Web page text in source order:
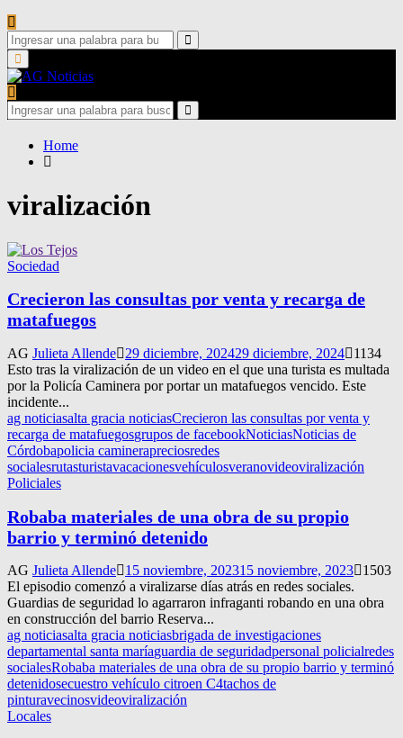
Search
for:
Search
Primary
Menu
Search
for:
Search
Home
viralización
Sociedad
Crecieron las consultas por venta y recarga de
matafuegos
AG Julieta Allende 29 diciembre, 202429 diciembre, 2024
1134
Esto tras la viralización de un video en el que una turista es multada
por la Policía Caminera por portar un matafuegos vencido. Este
incidente...
ag noticiasalta gracia noticiasCrecieron las consultas por venta y
recarga de matafuegosgrupos de facebookNoticiasNoticias de
Córdobapolicia caminerapreciosredes
socialesrutasturistavacacionesvehículosveranovideoviralización
Policiales
Robaba materiales de una obra de su propio
barrio y terminó detenido
AG Julieta Allende 15 noviembre, 202315 noviembre, 2023
1503
El episodio comenzó a viralizarse días atrás en redes sociales.
Guardias de seguridad lo agarraron infraganti robando en una obra
en construcción del barrio Reserva...
ag noticiasalta gracia noticiasbrigada de investigaciones
departamental santa maríaguardia de seguridadpersonal policialredes
socialesRobaba materiales de una obra de su propio barrio y terminó
detenidosecuestro vehículo citroen C4tachos de
pinturavecinosvideoviralización
Locales